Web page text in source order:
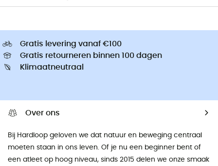
Gratis levering vanaf €100
Gratis retourneren binnen 100 dagen
Klimaatneutraal
Over ons
Bij Hardloop geloven we dat natuur en beweging centraal
moeten staan ​​in ons leven. Of je nu een beginner bent of
een atleet op hoog niveau, sinds 2015 delen we onze smaak